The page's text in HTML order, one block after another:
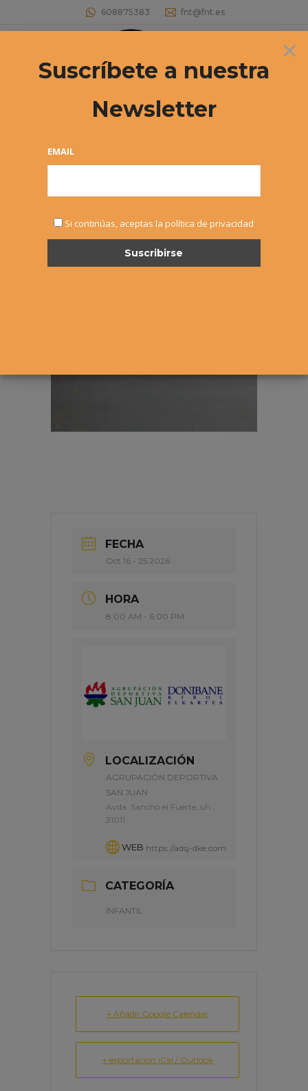
608875383 fnt@fnt.es
Buscar:
MASTER INFANTIL CIRCUITO
FECHA
Oct 16 - 25 2026
HORA
8:00 AM - 6:00 PM
LOCALIZACIÓN
AGRUPACIÓN DEPORTIVA
SAN JUAN
Avda. Sancho el Fuerte, s/n.,
31011
WEB https://adsj-dke.com
CATEGORÍA
INFANTIL
+ Añadir Google Calendar
+ exportación iCal / Outlook
×
Suscríbete a nuestra
Newsletter
EMAIL
Si continúas, aceptas la política de privacidad